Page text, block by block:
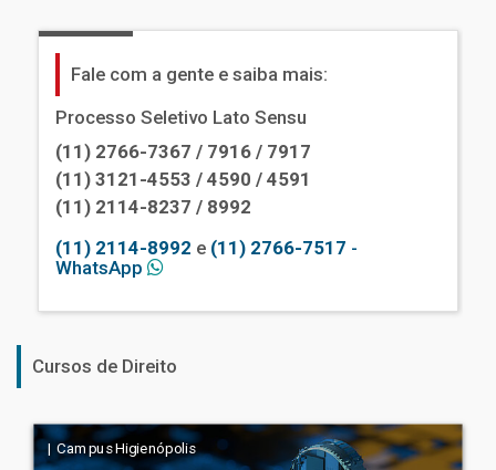
Fale com a gente e saiba mais:
Processo Seletivo Lato Sensu
(11) 2766-7367 / 7916 / 7917
(11) 3121-4553 / 4590 / 4591
(11) 2114-8237 / 8992
(11) 2114-8992 e (11) 2766-7517 -
WhatsApp
Cursos de Direito
| Campus Higienópolis